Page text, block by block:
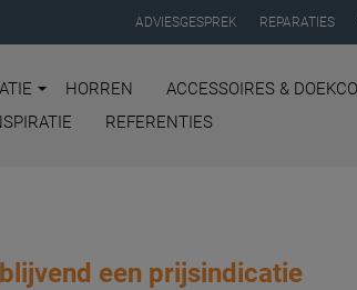
ADVIESGESPREK REPARATIES
HORREN ACCESSOIRES &
REFERENTIES
een prijsindicatie